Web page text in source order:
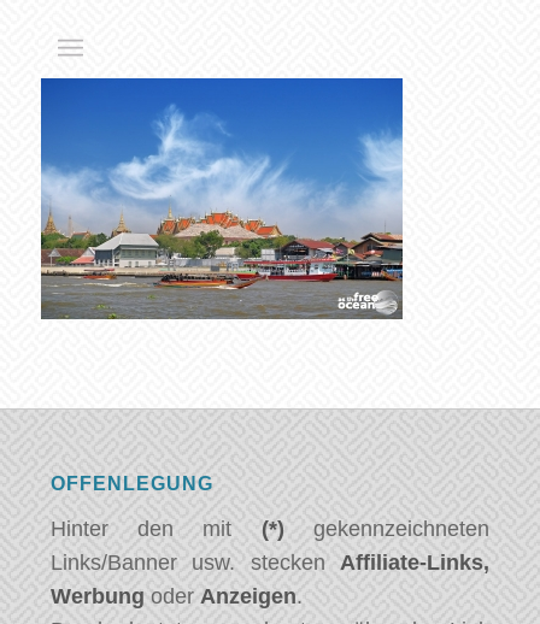
OFFENLEGUNG
Hinter den mit (*) gekennzeichneten
Links/Banner usw. stecken Affiliate-Links,
Werbung oderAnzeigen.